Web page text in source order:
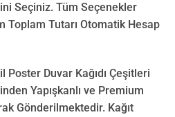
Seçiniz. Tüm Seçenekler
Toplam Tutarı Otomatik Hesap
Duvar Kağıdı Çeşitleri
Yapışkanlı ve Premium
Gönderilmektedir. Kağıt